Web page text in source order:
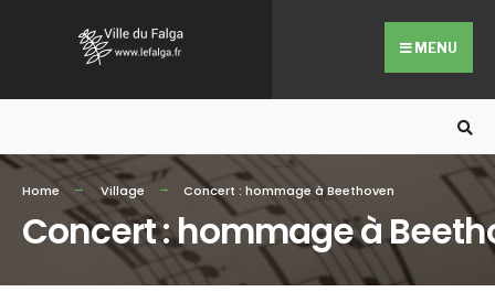
MENU
Home Village Concert : hommage à Beethoven
Concert : hommage à